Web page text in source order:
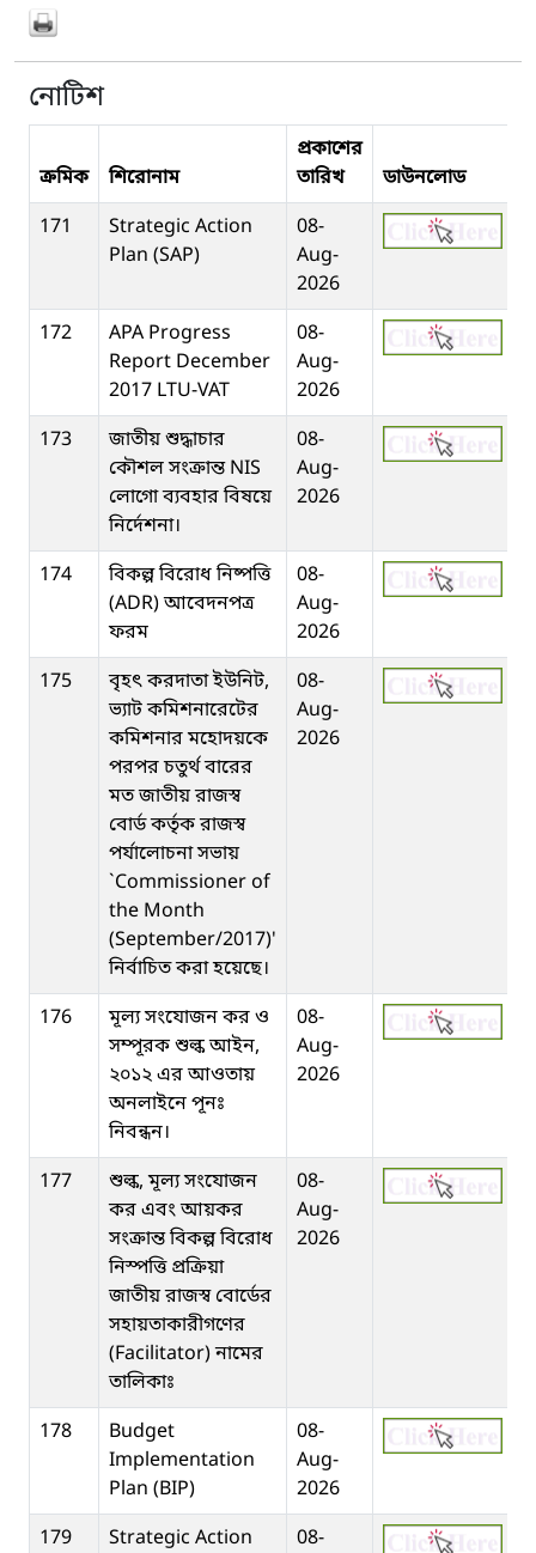
নোটিশ
ক্রমিক শিরোনাম
প্রকাশের
তারিখ
ডাউনলোড
171
Strategic Action
Plan (SAP)
08-
Aug-
2026
172
APA Progress
Report December
2017 LTU-VAT
08-
Aug-
2026
173
জাতীয় শুদ্ধাচার
কৌশল সংক্রান্ত NIS
লোগো ব্যবহার বিষয়ে
নির্দেশনা।
08-
Aug-
2026
174
বিকল্প বিরোধ নিষ্পত্তি
(ADR) আবেদনপত্র
ফরম
08-
Aug-
2026
175
বৃহৎ করদাতা ইউনিট,
ভ্যাট কমিশনারেটের
কমিশনার মহোদয়কে
পরপর চতুর্থ বারের
মত জাতীয় রাজস্ব
বোর্ড কর্তৃক রাজস্ব
পর্যালোচনা সভায়
`Commissioner of
the Month
(September/2017)'
নির্বাচিত করা হয়েছে।
08-
Aug-
2026
176
মূল্য সংযোজন কর ও
সম্পূরক শুল্ক আইন,
২০১২ এর আওতায়
অনলাইনে পূনঃ
নিবন্ধন।
08-
Aug-
2026
177
শুল্ক, মূল্য সংযোজন
কর এবং আয়কর
সংক্রান্ত বিকল্প বিরোধ
নিস্পত্তি প্রক্রিয়া
জাতীয় রাজস্ব বোর্ডের
সহায়তাকারীগণের
(Facilitator) নামের
তালিকাঃ
08-
Aug-
2026
178
Budget
Implementation
Plan (BIP)
08-
Aug-
2026
179
Strategic Action
08-